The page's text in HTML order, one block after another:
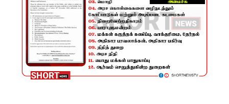
11 இந்திய
மீனவர்க
பாதுகாப்
பாக மீட்பு